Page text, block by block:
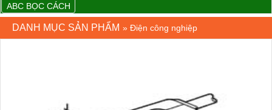
ABC BỌC CÁCH
ĐIỆN XLPE
DANH MỤC SẢN PHẨM » Điện công nghiệp